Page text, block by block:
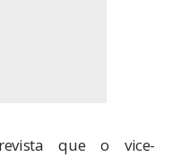
que o vice-